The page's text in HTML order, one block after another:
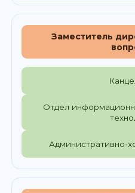
Заместитель
Отдел
Административно-